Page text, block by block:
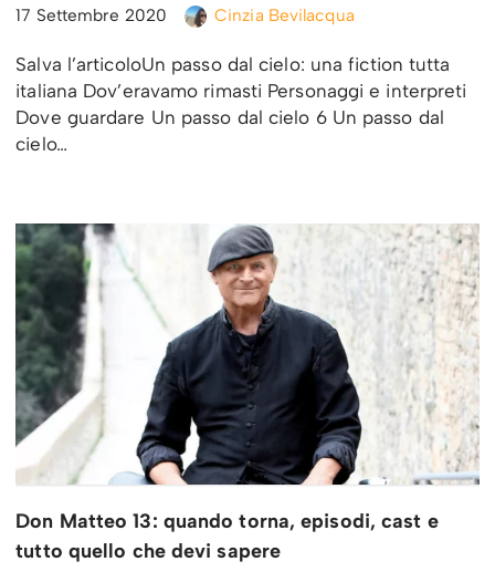
17 Settembre 2020 Cinzia Bevilacqua
Salva l’articoloUn passo dal cielo: una fiction tutta
italiana Dov’eravamo rimasti Personaggi e interpreti
Dove guardare Un passo dal cielo 6 Un passo dal
cielo…
Don Matteo 13: quando torna, episodi, cast e
tutto quello che devi sapere